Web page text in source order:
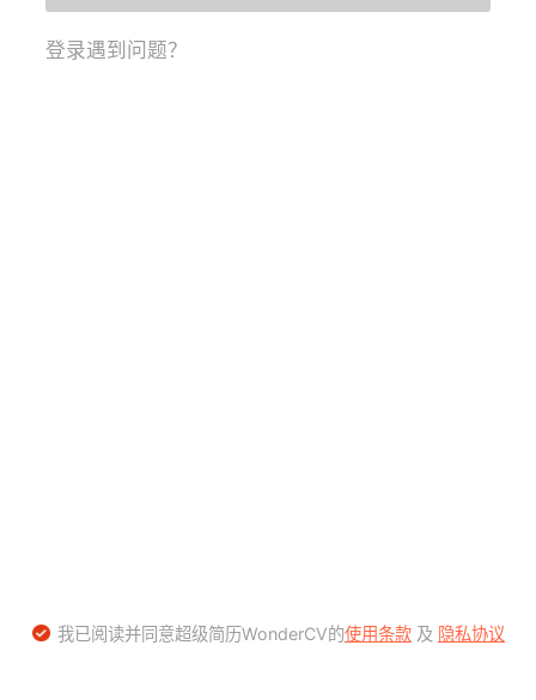
登录遇到问题？
我已阅读并同意超级简历WonderCV的使用条款及 隐私协议